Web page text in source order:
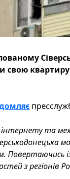
свою
та
з регіонів